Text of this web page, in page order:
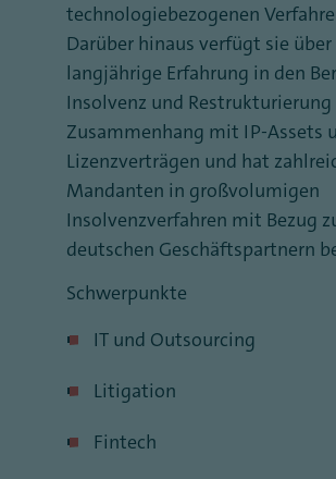
technologiebezogenen
Darüber hinaus verfügt sie über
langjährige Erfahrung in den
Insolvenz und
Zusammenhang mit IP-Assets
Lizenzverträgen und hat
Mandanten in großvolumigen
Insolvenzverfahren mit Bezug
deutschen Geschäftspartnern
Schwerpunkte
IT und Outsourcing
Litigation
Fintech